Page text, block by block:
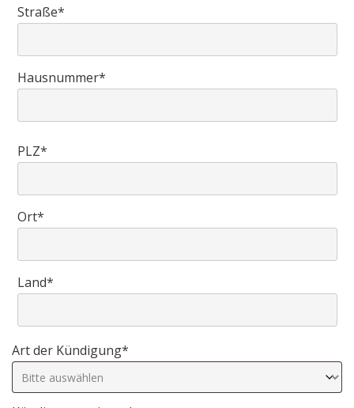
Straße*
Hausnummer*
PLZ*
Ort*
Land*
Art der Kündigung*